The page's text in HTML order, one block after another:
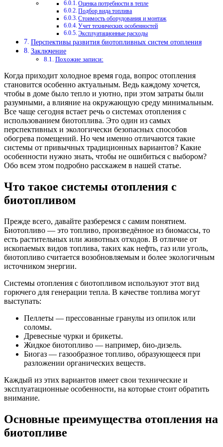
Оценка потребности в тепле
Подбор вида топлива
Стоимость оборудования и монтаж
Учет технических особенностей
Эксплуатационные расходы
Перспективы развития биотопливных систем отопления
Заключение
Похожие записи:
Когда приходит холодное время года, вопрос отопления
становится особенно актуальным. Ведь каждому хочется,
чтобы в доме было тепло и уютно, при этом затраты были
разумными, а влияние на окружающую среду минимальным.
Все чаще сегодня встает речь о системах отопления с
использованием биотоплива. Это один из самых
перспективных и экологически безопасных способов
обогрева помещений. Но чем именно отличаются такие
системы от привычных традиционных вариантов? Какие
особенности нужно знать, чтобы не ошибиться с выбором?
Обо всем этом подробно расскажем в нашей статье.
Что такое системы отопления с
биотопливом
Прежде всего, давайте разберемся с самим понятием.
Биотопливо — это топливо, произведённое из биомассы, то
есть растительных или животных отходов. В отличие от
ископаемых видов топлива, таких как нефть, газ или уголь,
биотопливо считается возобновляемым и более экологичным
источником энергии.
Системы отопления с биотопливом используют этот вид
горючего для генерации тепла. В качестве топлива могут
выступать:
Пеллеты — прессованные гранулы из опилок или
соломы.
Древесные чурки и брикеты.
Жидкое биотопливо — например, био-дизель.
Биогаз — газообразное топливо, образующееся при
разложении органических веществ.
Каждый из этих вариантов имеет свои технические и
эксплуатационные особенности, на которые стоит обратить
внимание.
Основные преимущества отопления на
биотопливе